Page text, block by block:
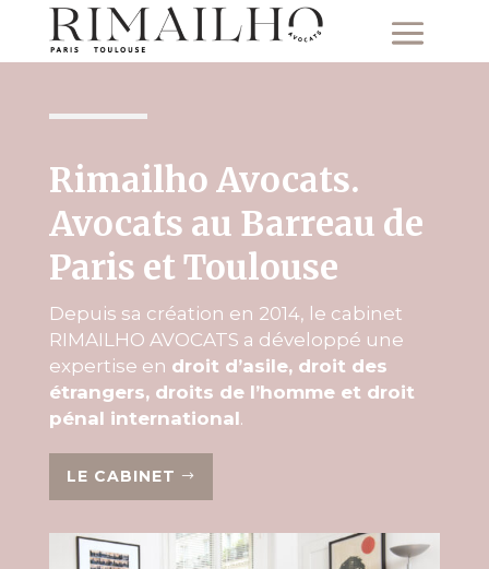
Rimailho Avocats.
Avocats au Barreau de
Paris et Toulouse
Depuis sa création en 2014, le cabinet
RIMAILHO AVOCATS a développé une
expertise en droit d’asile, droit des
étrangers, droits de l’homme et droit
pénal international.
LE CABINET